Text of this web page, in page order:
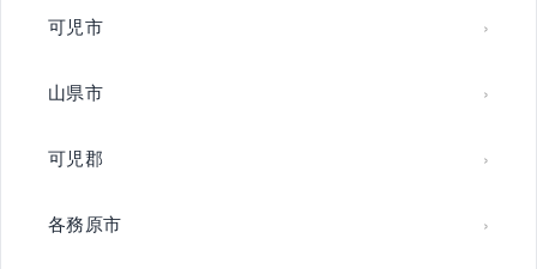
可児市
山県市
可児郡
各務原市